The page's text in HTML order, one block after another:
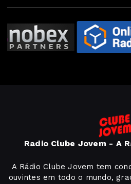
Radio Clube Jovem - A
A Rádio Clube Jovem tem
ouvintes em todo o mundo,